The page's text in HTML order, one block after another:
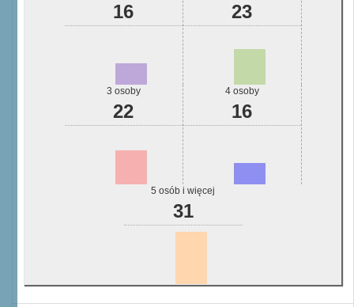
16 23
3 osoby
22
4 osoby
16
5 osób i więcej
31